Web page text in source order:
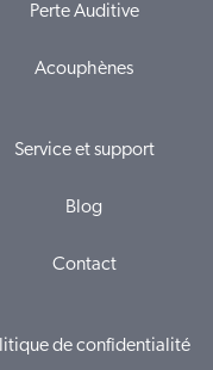
Perte Auditive
Acouphènes
Service et support
Blog
Contact
de confidentialité